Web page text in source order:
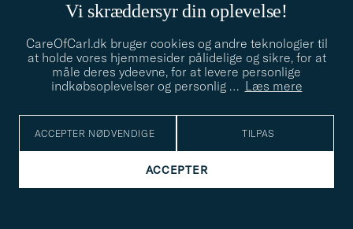
Vi skræddersyr din oplevelse!
CareOfCarl.dk bruger cookies og andre teknologier til
at holde vores hjemmesider pålidelige og sikre, for at
måle deres ydeevne, for at levere personlige
indkøbsoplevelser og personlig … Læs mere
ACCEPTER NØDVENDIGE TILPAS
ACCEPTER
info@careofcarl.dk
Behøver du hjælp til at finde din stil? Lad os hjælpe dig, vi hjælper
gerne til!
STILRÅD